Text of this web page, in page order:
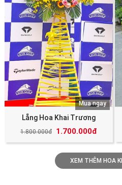
Lẵng Hoa Khai Trương
1.800.000đ 1.700.000đ
Mua ngay
XEM THÊM HOA